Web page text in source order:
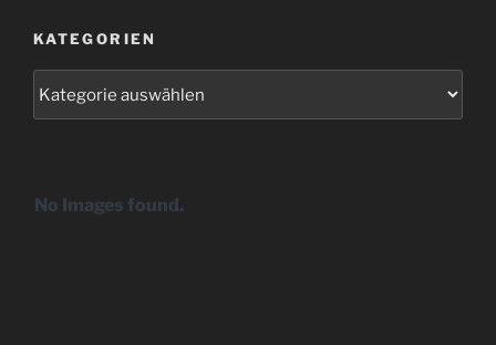
KATEGORIEN
No Images found.